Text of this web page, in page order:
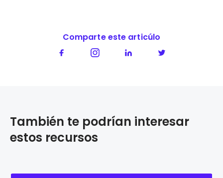
Comparte este articúlo
También te podrían interesar
estos recursos